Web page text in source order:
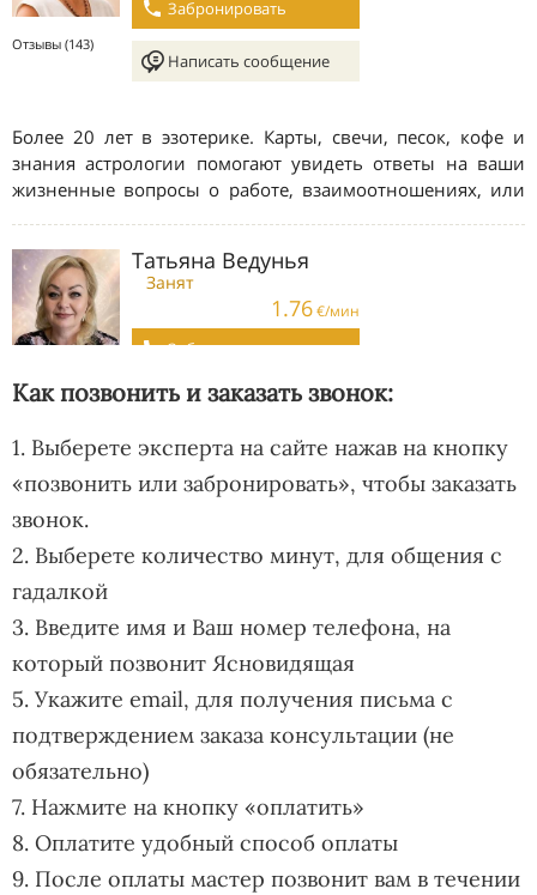
Как позвонить и заказать звонок:
1. Выберете эксперта на сайте нажав на кнопку
«позвонить или забронировать», чтобы заказать
звонок.
2. Выберете количество минут, для общения с
гадалкой
3. Введите имя и Ваш номер телефона, на
который позвонит Ясновидящая
5. Укажите email, для получения письма с
подтверждением заказа консультации (не
обязательно)
7. Нажмите на кнопку «оплатить»
8. Оплатите удобный способ оплаты
9. После оплаты мастер позвонит вам в течении